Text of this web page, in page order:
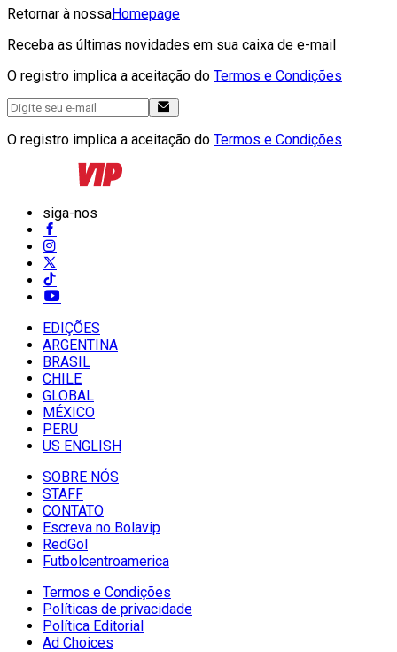
Retornar à nossaHomepage
Receba as últimas novidades em sua caixa de e-mail
O registro implica a aceitação do Termos e Condições
O registro implica a aceitação do Termos e Condições
siga-nos
EDIÇÕES
ARGENTINA
BRASIL
CHILE
GLOBAL
MÉXICO
PERU
US ENGLISH
SOBRE NÓS
STAFF
CONTATO
Escreva no Bolavip
RedGol
Futbolcentroamerica
Termos e Condições
Políticas de privacidade
Política Editorial
Ad Choices